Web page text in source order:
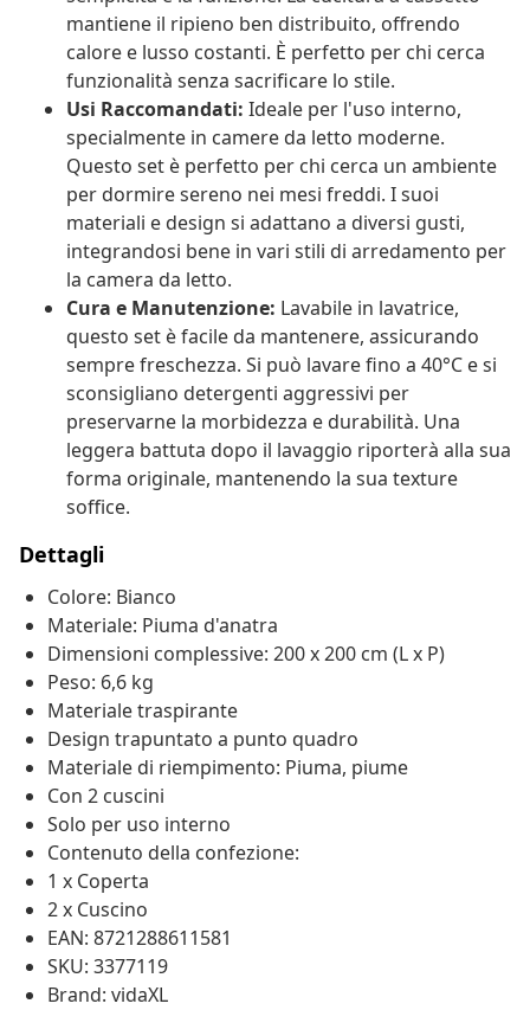
mantiene il ripieno ben distribuito, offrendo
calore e lusso costanti. È perfetto per chi cerca
funzionalità senza sacrificare lo stile.
Usi Raccomandati: Ideale per l'uso interno,
specialmente in camere da letto moderne.
Questo set è perfetto per chi cerca un ambiente
per dormire sereno nei mesi freddi. I suoi
materiali e design si adattano a diversi gusti,
integrandosi bene in vari stili di arredamento per
la camera da letto.
Cura e Manutenzione: Lavabile in lavatrice,
questo set è facile da mantenere, assicurando
sempre freschezza. Si può lavare fino a 40°C e si
sconsigliano detergenti aggressivi per
preservarne la morbidezza e durabilità. Una
leggera battuta dopo il lavaggio riporterà alla sua
forma originale, mantenendo la sua texture
soffice.
Dettagli
Colore: Bianco
Materiale: Piuma d'anatra
Dimensioni complessive: 200 x 200 cm (L x P)
Peso: 6,6 kg
Materiale traspirante
Design trapuntato a punto quadro
Materiale di riempimento: Piuma, piume
Con 2 cuscini
Solo per uso interno
Contenuto della confezione:
1 x Coperta
2 x Cuscino
EAN: 8721288611581
SKU: 3377119
Brand: vidaXL